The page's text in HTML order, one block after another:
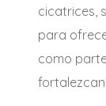
cicatrices,
para
como